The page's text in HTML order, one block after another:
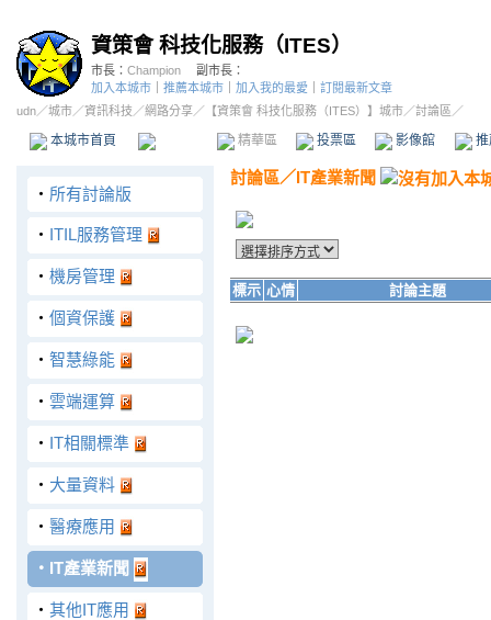
資策會 科技化服務（ITES）
市長： Champion
副市長：
加入本城市
推薦本城市 加入我的最愛
訂閱最新文章
udn／城市／資訊科技 ／網路分享／ 【資策會 科技化服務（ITES）】城市／討論區／
本城市首頁 精華區 投票區 影像館
‧ 所有討論版
‧ ITIL服務管理
‧ 機房管理
‧ 個資保護
‧ 智慧綠能
‧ 雲端運算
‧ IT相關標準
‧ 大量資料
‧ 醫療應用
‧ IT產業新聞
‧ 其他IT應用
討論區／IT產業新聞
標示 心情 討論主題